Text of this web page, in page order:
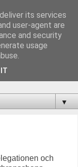
&
vad vi hittar på
▼
och
its services
user-agent are
and security
usage